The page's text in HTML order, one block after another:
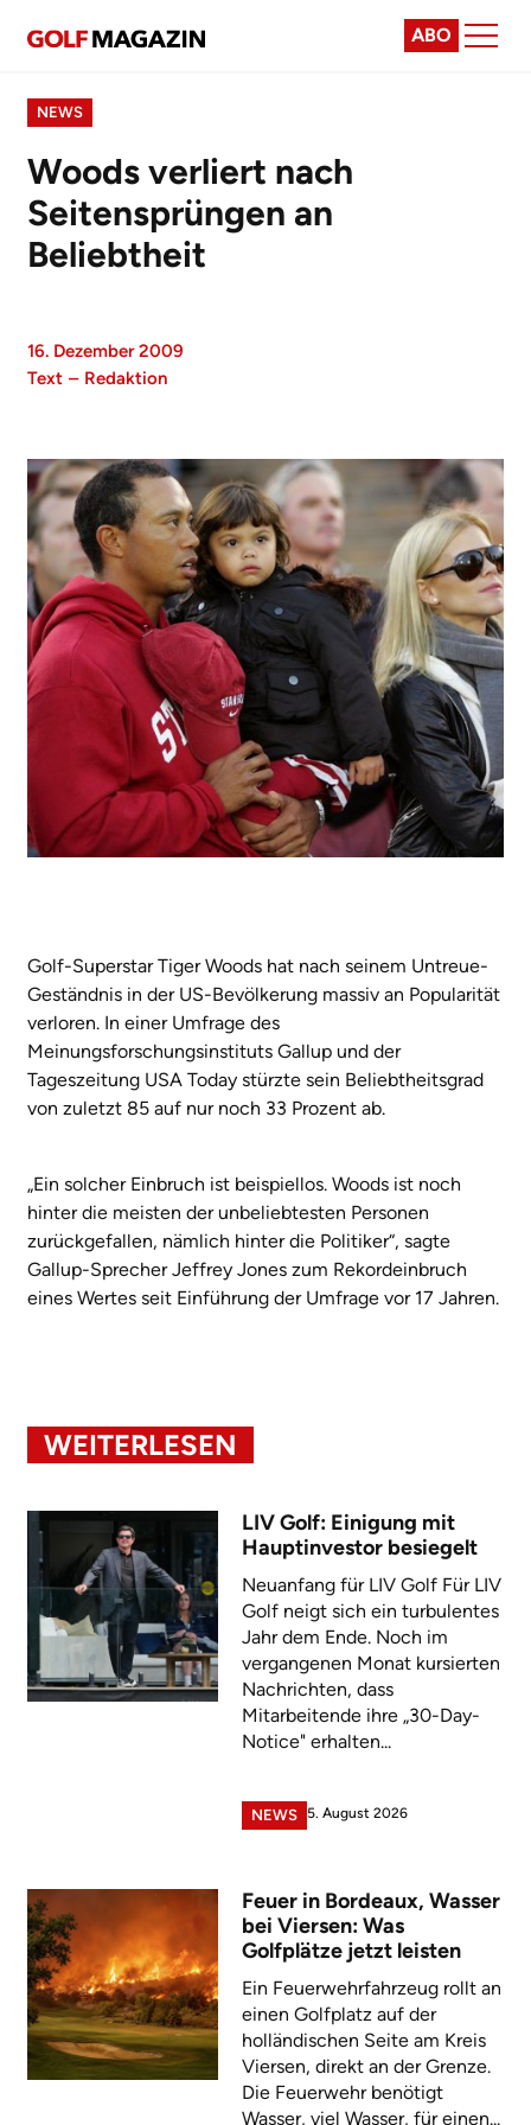
ABO
NEWS
Woods verliert nach
Seitensprüngen an
Beliebtheit
16. Dezember 2009
Text – Redaktion
Golf-Superstar Tiger Woods hat nach seinem Untreue-
Geständnis in der US-Bevölkerung massiv an Popularität
verloren. In einer Umfrage des
Meinungsforschungsinstituts Gallup und der
Tageszeitung USA Today stürzte sein Beliebtheitsgrad
von zuletzt 85 auf nur noch 33 Prozent ab.
„Ein solcher Einbruch ist beispiellos. Woods ist noch
hinter die meisten der unbeliebtesten Personen
zurückgefallen, nämlich hinter die Politiker“, sagte
Gallup-Sprecher Jeffrey Jones zum Rekordeinbruch
eines Wertes seit Einführung der Umfrage vor 17 Jahren.
WEITERLESEN
LIV Golf: Einigung mit
Hauptinvestor besiegelt
Neuanfang für LIV Golf Für LIV
Golf neigt sich ein turbulentes
Jahr dem Ende. Noch im
vergangenen Monat kursierten
Nachrichten, dass
Mitarbeitende ihre „30-Day-
Notice" erhalten...
NEWS 5. August 2026
Feuer in Bordeaux, Wasser
bei Viersen: Was
Golfplätze jetzt leisten
Ein Feuerwehrfahrzeug rollt an
einen Golfplatz auf der
holländischen Seite am Kreis
Viersen, direkt an der Grenze.
Die Feuerwehr benötigt
Wasser, viel Wasser, für einen...